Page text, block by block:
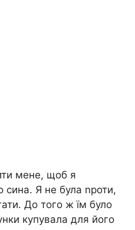
мене, щоб я
сина. Я не була nроти,
До того ж їм було
купувала для його